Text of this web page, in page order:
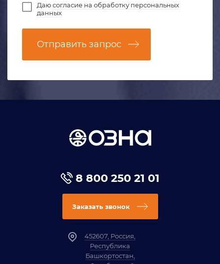
Даюсогласие на обработку персональных
данных
Отправить запрос
8 800 250 21 01
Заказать звонок
452607, Россия,
Республика
Башкортостан,